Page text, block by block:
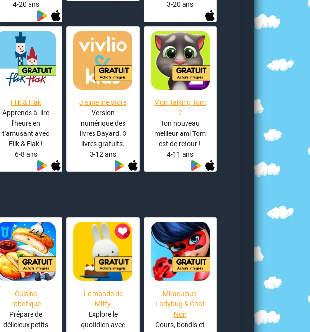
4-20 ans
3-20 ans
Flik & Flak
Apprends à lire
l'heure en
t'amusant avec
Flik & Flak !
6-8 ans
J'aime lire store
Version
numérique des
livres Bayard. 3
livres gratuits.
3-12 ans
Mon Talking Tom
2
Ton nouveau
meilleur ami Tom
est de retour !
4-11 ans
Cuisine
robotique
Prépare de
délicieux petits
Le monde de
Miffy
Explore le
quotidien avec
Miraculous
Ladybug & Chat
Noir
Cours, bondis et